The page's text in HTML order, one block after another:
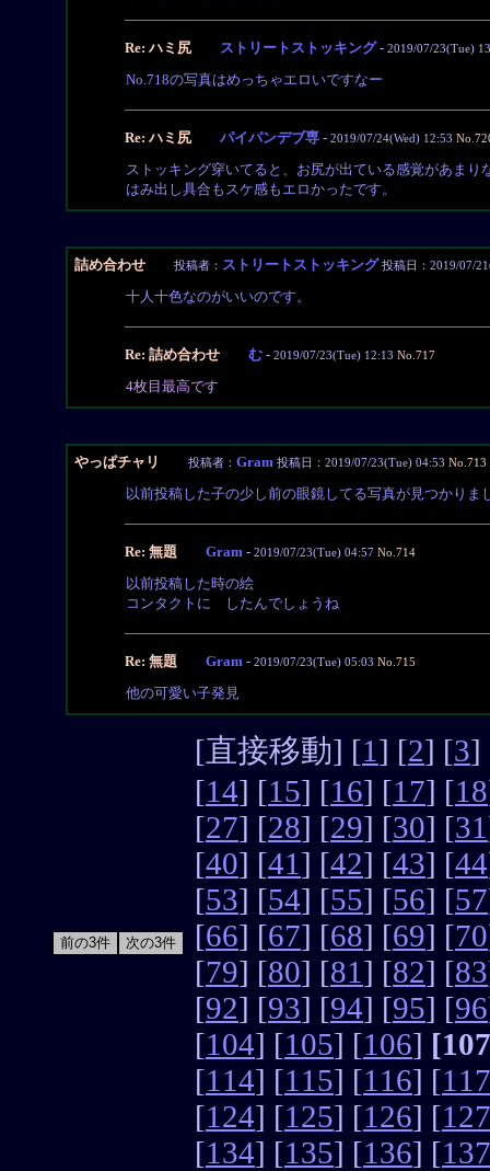
Re: ハミ尻 ストリートストッキング- 2019/07/23(Tue)
No.718の写真はめっちゃエロいですなー
Re: ハミ尻 パイパンデブ専 - 2019/07/24(Wed) 12:53
ストッキング穿いてると、お尻が出ている感覚があまり
はみ出し具合もスケ感もエロかったです。
詰め合わせ 投稿者： ストリートストッキング 投稿日：2019/07/
十人十色なのがいいのです。
Re: 詰め合わせ む - 2019/07/23(Tue) 12:13 No.717
4枚目最高です
やっぱチャリ 投稿者： Gram 投稿日：2019/07/23(Tue) 04:53 No.713
以前投稿した子の少し前の眼鏡してる写真が見つかりま
Re: 無題 Gram - 2019/07/23(Tue) 04:57 No.714
以前投稿した時の絵
コンタクトに したんでしょうね
Re: 無題 Gram - 2019/07/23(Tue) 05:03 No.715
他の可愛い子発見
[直接移動] [1 ] [2] [3]
[14] [15] [16] [17] [18
[27] [28] [29] [30] [31
[40] [41 ] [42] [43] [44
[53] [54] [55] [56] [57
[66] [67] [68] [69] [70
[79] [80] [81 ] [82] [83
[92] [93] [94] [95] [96
[104] [105] [106]
[114] [115] [116] [117
[124] [125] [126] [127
[134] [135] [136] [137